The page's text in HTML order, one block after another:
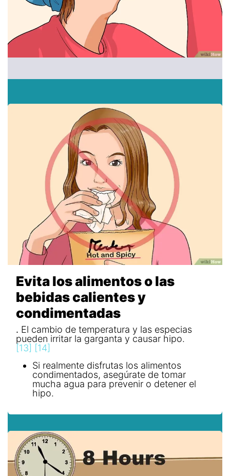
Evita los alimentos o las
bebidas calientes y
condimentadas
. El cambio de temperatura y las especias
pueden irritar la garganta y causar hipo.
[13] [14]
Si realmente disfrutas los alimentos
condimentados, asegúrate de tomar
mucha agua para prevenir o detener el
hipo.